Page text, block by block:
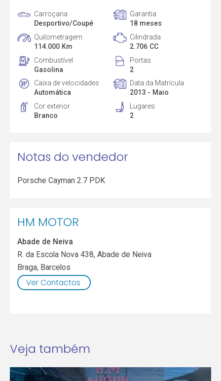
Carroçaria
Desportivo/Coupé
Garantia
18 meses
Quilometragem
114.000 Km
Cilindrada
2.706 CC
Combustível
Gasolina
Portas
2
Caixa de velocidades
Automática
Data da Matrícula
2013 - Maio
Cor exterior
Branco
Lugares
2
Notas do vendedor
Porsche Cayman 2.7 PDK
HM MOTOR
Abade de Neiva
R. da Escola Nova 438, Abade de Neiva
Braga, Barcelos
Ver Contactos
Veja também